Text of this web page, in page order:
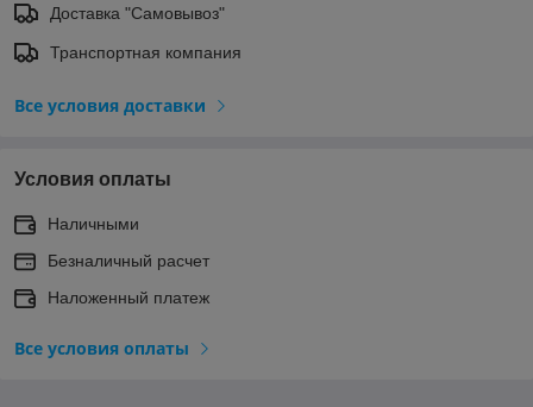
Доставка "Самовывоз"
Транспортная компания
Все условия доставки
Условия оплаты
Наличными
Безналичный расчет
Наложенный платеж
Все условия оплаты